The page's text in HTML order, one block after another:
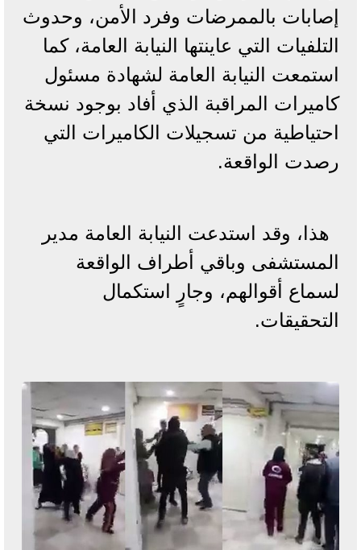
إصابات بالممرضات وفرد الأمن، وحدوث
التلفيات التي عاينتها النيابة العامة، كما
استمعت النيابة العامة لشهادة مسئول
كاميرات المراقبة الذي أفاد بوجود نسخة
احتياطية من تسجيلات الكاميرات التي
رصدت الواقعة.
هذا، وقد استدعت النيابة العامة مدير
المستشفى وباقي أطراف الواقعة
لسماع أقوالهم، وجارٍ استكمال
التحقيقات.